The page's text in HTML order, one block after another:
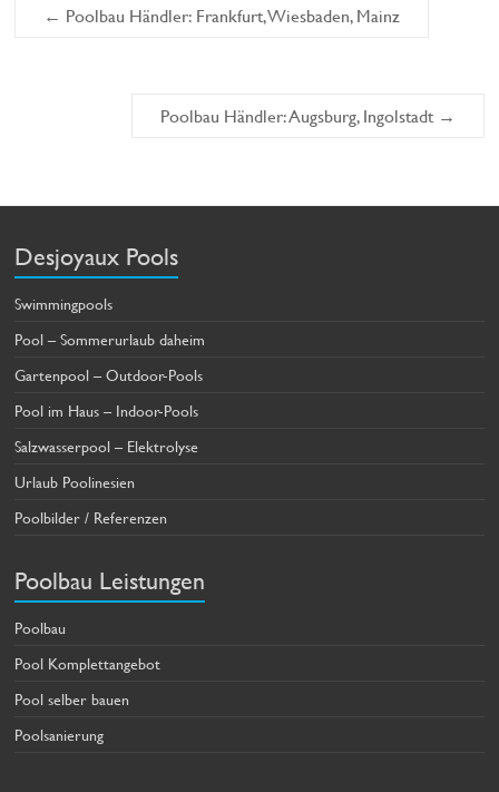
← Poolbau Händler: Frankfurt, Wiesbaden, Mainz
Poolbau Händler: Augsburg, Ingolstadt →
Desjoyaux Pools
Swimmingpools
Pool – Sommerurlaub daheim
Gartenpool – Outdoor-Pools
Pool im Haus – Indoor-Pools
Salzwasserpool – Elektrolyse
Urlaub Poolinesien
Poolbilder / Referenzen
Poolbau Leistungen
Poolbau
Pool Komplettangebot
Pool selber bauen
Poolsanierung